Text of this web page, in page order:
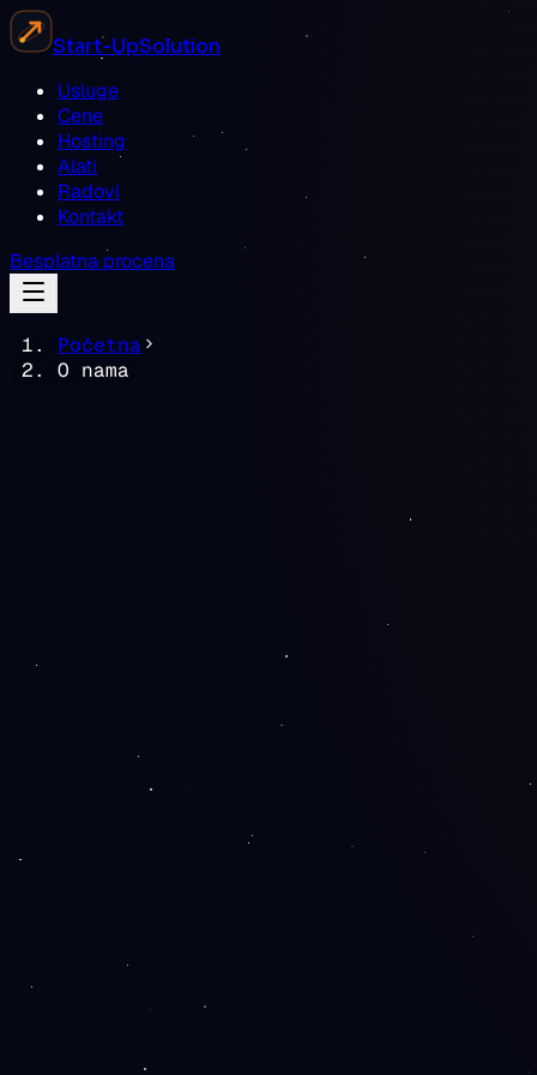
Start-UpSolution
Usluge
Cene
Hosting
Alati
Radovi
Kontakt
Besplatna procena
Početna
O nama
realizovanih projekata